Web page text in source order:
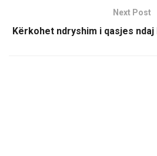
Next Post
Kërkohet ndryshim i qasjes